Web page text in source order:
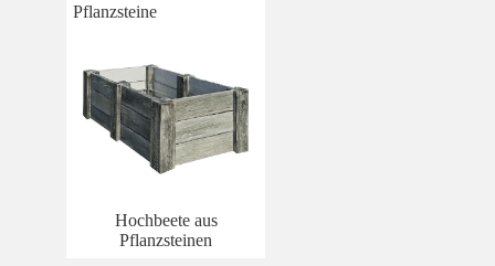
Pflanzsteine
Hochbeete aus
Pflanzsteinen